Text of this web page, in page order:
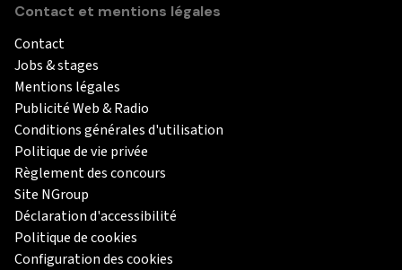
Contact et mentions légales
Contact
Jobs & stages
Mentions légales
Publicité Web & Radio
Conditions générales d'utilisation
Politique de vie privée
Règlement des concours
Site NGroup
Déclaration d'accessibilité
Politique de cookies
Configuration des cookies